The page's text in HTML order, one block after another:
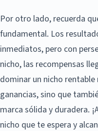
Por otro lado, recuerda
fundamental. Los
inmediatos, pero con
nicho, las recompensas
dominar un nicho
ganancias, sino que
marca sólida y duradera.
nicho que te espera y